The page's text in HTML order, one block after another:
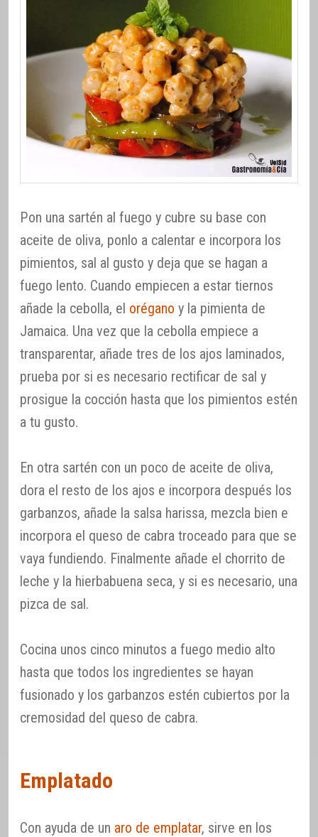
Pon una sartén al fuego y cubre su base con
aceite de oliva, ponlo a calentar e incorpora los
pimientos, sal al gusto y deja que se hagan a
fuego lento. Cuando empiecen a estar tiernos
añade la cebolla, el orégano y la pimienta de
Jamaica. Una vez que la cebolla empiece a
transparentar, añade tres de los ajos laminados,
prueba por si es necesario rectificar de sal y
prosigue la cocción hasta que los pimientos estén
a tu gusto.
En otra sartén con un poco de aceite de oliva,
dora el resto de los ajos e incorpora después los
garbanzos, añade la salsa harissa, mezcla bien e
incorpora el queso de cabra troceado para que se
vaya fundiendo. Finalmente añade el chorrito de
leche y la hierbabuena seca, y si es necesario, una
pizca de sal.
Cocina unos cinco minutos a fuego medio alto
hasta que todos los ingredientes se hayan
fusionado y los garbanzos estén cubiertos por la
cremosidad del queso de cabra.
Emplatado
Con ayuda de un aro de emplatar, sirve en los